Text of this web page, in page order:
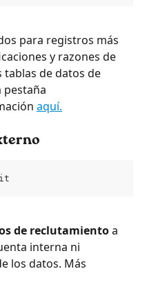
para registros más
y razones de
tablas de datos de
pestaña
aquí.
de reclutamiento a
interna ni
los datos. Más